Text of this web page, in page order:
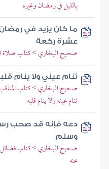
بالليل في رمضان وغيره
ما كان يزيد في
عشرة ركعة
صحيح البخاري > كتاب صلاة
تنام عيني ولا ينام
صحيح البخاري > كتاب
تنام عينه ولا ينام قلبه
دعه فإنه قد صحب
وسلم
صحيح البخاري > كتاب فضائل
عنه